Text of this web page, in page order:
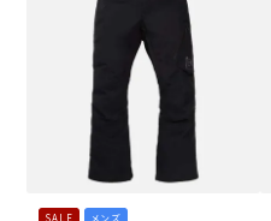
SALE メンズ